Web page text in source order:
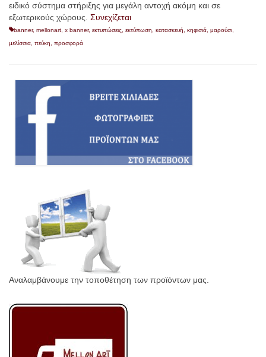
ειδικό σύστημα στήριξης για μεγάλη αντοχή ακόμη και σε
εξωτερικούς χώρους. Συνεχίζεται
banner, mellonart x banner, εκτυπώσεις εκτύπωση κατασκευή κηφισιά μαρούσι
μελίσσια πεύκη προσφορά
Αναλαμβάνουμε την τοποθέτηση των προϊόντων μας.